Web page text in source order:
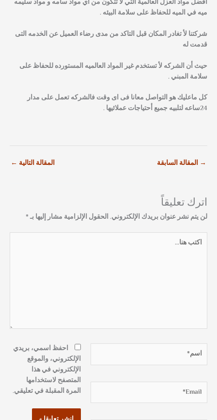
افضل مواد العزل العالمية التي لا تتكون من اي مواد سامه و مواد سليمه
ميه في الميه للحفاظ على سلامة البيئه .
شركتنا لأ تغادر المكان قبل التاكد من مدى رضاء العميل عن الخدمه التى
قدمت له
حيث أن الشركه لأ تستخدم غير المواد العالميه المستورده للحفاظ على
سلامة المبني .
كل ماعليك هو التواصل معانا فى اى وقت فالشركه تعمل على مدار
24ساعه لتلبيه جميع أحتياجات عملائيها .
→ المقالة السابقة المقالة التالية ←
اترك تعليقاً
لن يتم نشر عنوان بريدك الإلكتروني. الحقول الإلزامية مشار إليها بـ*
اكتب
هنا...
اسم*
احفظ اسمي، بريدي
الإلكتروني، والموقع
الإلكتروني في هذا
المتصفح لاستخدامها
المرة المقبلة في تعليقي.